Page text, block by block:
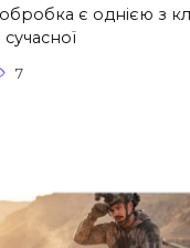
є однією з
7